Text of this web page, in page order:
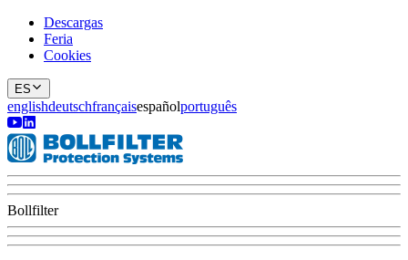
Descargas
Feria
Cookies
ES
englishdeutschfrançaisespañolportuguês
Bollfilter